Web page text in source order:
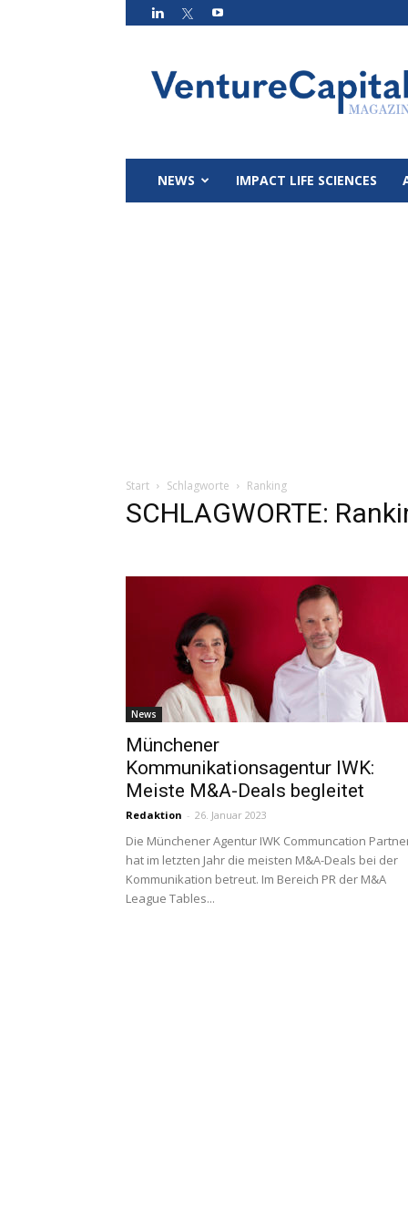
Magazin
NEWS IMPACT LIFE SCIENCES
Start Schlagworte Ranking
SCHLAGWORTE:
News
Münchener
Kommunikationsagentur IWK:
Meiste M&A-Deals begleitet
Redaktion - 26. Januar 2023
Die Münchener Agentur IWK Communcation
hat im letzten Jahr die meisten M&A-Deals bei der
Kommunikation betreut. Im Bereich PR der M&A
League Tables...